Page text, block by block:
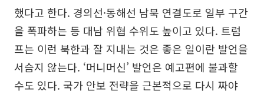
했다고 한다. 경의선·동해선 남북 연결도로 일부 구간
을 폭파하는 등 대남 위협 수위도 높이고 있다. 트럼
프는 이런 북한과 잘 지내는 것은 좋은 일이란 발언을
서슴지 않는다. ‘머니머신’ 발언은 예고편에 불과할
수도 있다. 국가 안보 전략을 근본적으로 다시 짜야